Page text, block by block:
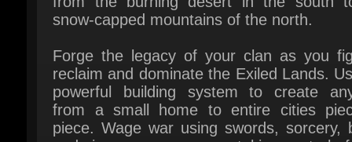
Forge the legacy of your clan as you
reclaim and dominate the Exiled Lands.
from a small home to entire cities
piece. Wage war using swords, sorcery,
and siege weapons, even taking control of
avatars of the gods to crush the homes of
enemies in epic battles.